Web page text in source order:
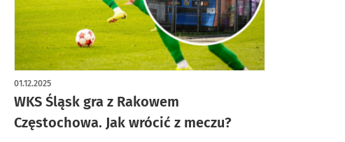
WKS Śląsk gra z Rakowem
Częstochowa. Jak wrócić z meczu?
01.12.2025